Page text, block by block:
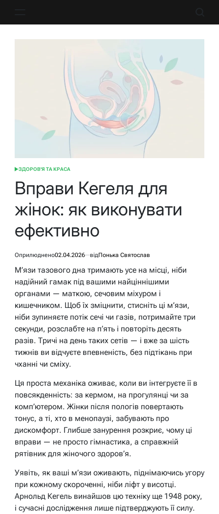
ОПУБЛІКУВАТИ
ЗДОРОВ'Я ТА КРАСА
Вправи Кегеля для
жінок: як виконувати
ефективно
Оприлюднено02.04.2026 відПонька Святослав
М’язи тазового дна тримають усе на місці, ніби
надійний гамак під вашими найціннішими
органами — маткою, сечовим міхуром і
кишечником. Щоб їх зміцнити, стисніть ці м’язи,
ніби зупиняєте потік сечі чи газів, потримайте три
секунди, розслабте на п’ять і повторіть десять
разів. Тричі на день таких сетів — і вже за шість
тижнів ви відчуєте впевненість, без підтікань при
чханні чи сміху.
Ця проста механіка оживає, коли ви інтегруєте її в
повсякденність: за кермом, на прогулянці чи за
комп’ютером. Жінки після пологів повертають
тонус, а ті, хто в менопаузі, забувають про
дискомфорт. Глибше занурення розкриє, чому ці
вправи — не просто гімнастика, а справжній
рятівник для жіночого здоров’я.
Уявіть, як ваші м’язи оживають, піднімаючись угору
при кожному скороченні, ніби ліфт у висотці.
Арнольд Кегель винайшов цю техніку ще 1948 року,
і сучасні дослідження лише підтверджують її силу.